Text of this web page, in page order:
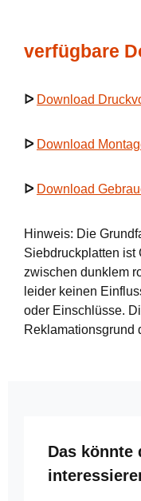
verfügbare
ᐅ Download
ᐅ Download
ᐅ Download
Hinweis: Die
Siebdruckplatten ist
zwischen dunklem
leider keinen
oder Einschlüsse.
Reklamationsgrund
Produktgalerie
Das könnte